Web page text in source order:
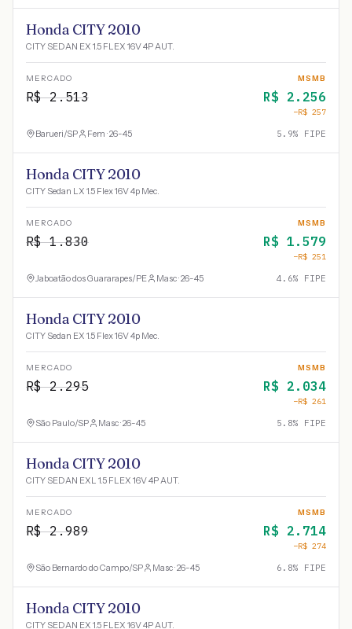
Honda CITY 2010
CITY SEDAN EX 1.5 FLEX 16V 4P AUT.
MERCADO
R$2.513
MSMB
R$ 2.256
−R$ 257
Barueri/SP Fem · 26-45 5.9% FIPE
Honda CITY 2010
CITY Sedan LX 1.5 Flex 16V 4p Mec.
MERCADO
R$1.830
MSMB
R$ 1.579
−R$ 251
Jaboatão dos Guararapes/PE Masc · 26-45 4.6% FIPE
Honda CITY 2010
CITY Sedan EX 1.5 Flex 16V 4p Mec.
MERCADO
R$2.295
MSMB
R$ 2.034
−R$ 261
São Paulo/SP Masc · 26-45 5.8% FIPE
Honda CITY 2010
CITY SEDAN EXL 1.5 FLEX 16V 4P AUT.
MERCADO
R$2.989
MSMB
R$ 2.714
−R$ 274
São Bernardo do Campo/SP Masc · 26-45 6.8% FIPE
Honda CITY 2010
CITY SEDAN EX 1.5 FLEX 16V 4P AUT.